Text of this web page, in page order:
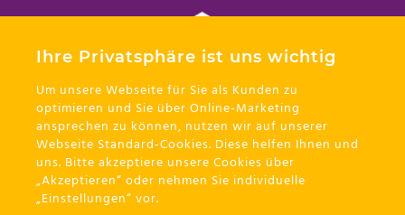
Der digitale Kick für Ihr Unternehmen. Energie. Emotion.
Erfolg.
Unsere Mission
Wir befähigen Unternehmen, ihre digitale Energie
voll zu entfalten – durch maßgeschneiderte
Plattformen, performante Weblösungen und
Ihre Privatsphäre ist uns wichtig
Um unsere Webseite für Sie als Kunden zu
optimieren und Sie über Online-Marketing
ansprechen zu können, nutzen wir auf unserer
Webseite Standard-Cookies. Diese helfen Ihnen und
uns. Bitte akzeptiere unsere Cookies über
„Akzeptieren“ oder nehmen Sie individuelle
„Einstellungen“ vor.